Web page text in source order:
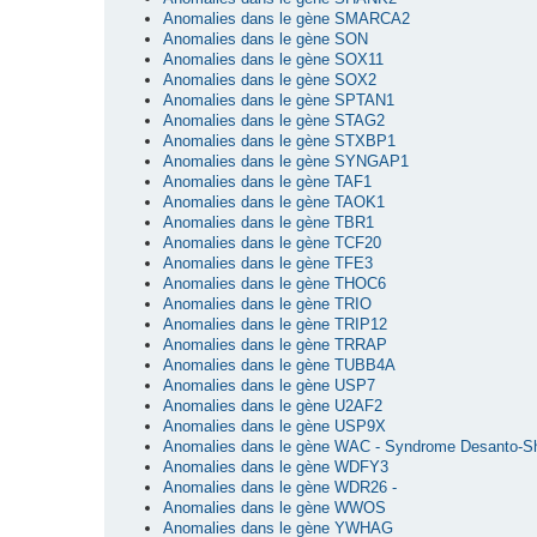
Anomalies dans le gène SMARCA2
Anomalies dans le gène SON
Anomalies dans le gène SOX11
Anomalies dans le gène SOX2
Anomalies dans le gène SPTAN1
Anomalies dans le gène STAG2
Anomalies dans le gène STXBP1
Anomalies dans le gène SYNGAP1
Anomalies dans le gène TAF1
Anomalies dans le gène TAOK1
Anomalies dans le gène TBR1
Anomalies dans le gène TCF20
Anomalies dans le gène TFE3
Anomalies dans le gène THOC6
Anomalies dans le gène TRIO
Anomalies dans le gène TRIP12
Anomalies dans le gène TRRAP
Anomalies dans le gène TUBB4A
Anomalies dans le gène USP7
Anomalies dans le gène U2AF2
Anomalies dans le gène USP9X
Anomalies dans le gène WAC - Syndrome Desanto-
Anomalies dans le gène WDFY3
Anomalies dans le gène WDR26 -
Anomalies dans le gène WWOS
Anomalies dans le gène YWHAG